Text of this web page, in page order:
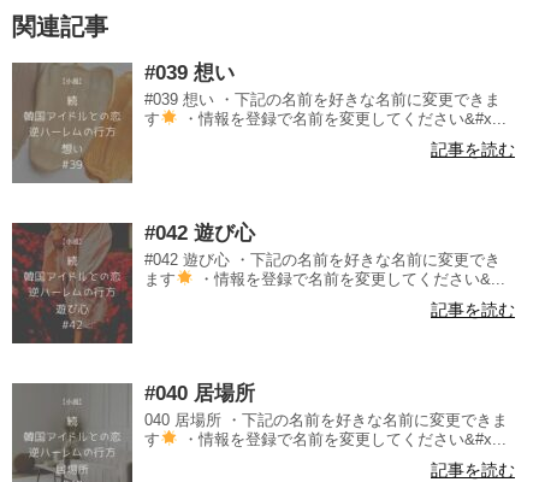
関連記事
#039 想い
#039 想い ・下記の名前を好きな名前に変更できま
す
・情報を登録で名前を変更してください&#x...
記事を読む
#042 遊び心
#042 遊び心 ・下記の名前を好きな名前に変更でき
ます
・情報を登録で名前を変更してください&...
記事を読む
#040 居場所
040 居場所 ・下記の名前を好きな名前に変更できま
す
・情報を登録で名前を変更してください&#x...
記事を読む